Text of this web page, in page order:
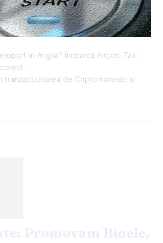
in Anglia? Încearcă Airport Taxi
tranzactionarea de Criptomonede si